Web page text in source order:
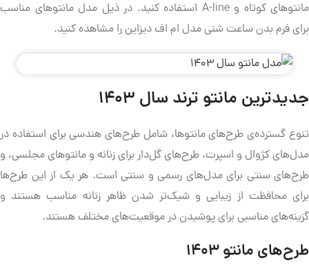
مانتوهای کوتاه و A-line استفاده کنید. در ذیل مدل مانتوهای مناسب
برای فرم بدن ساعت شنی مدل ام اف دیزاین را مشاهده کنید.
جدیدترین مانتو ترند سال ۱۴۰۳
تنوع گسترده‌ی طرح‌های مانتوها، شامل طرح‌های هندسی برای استفاده در
مدل‌های کژوال و اسپرت، طرح‌های گل‌دار برای زنانه و مانتوهای مجلسی، و
طرح‌های سنتی برای مدل‌های رسمی و سنتی است. هر یک از این طرح‌ها
برای محافظت از زیبایی و شیک‌تر شدن ظاهر زنانه مناسب هستند و
گزینه‌های مناسبی برای پوشیدن در موقعیت‌های مختلف هستند.
طرح‌های مانتو 1403